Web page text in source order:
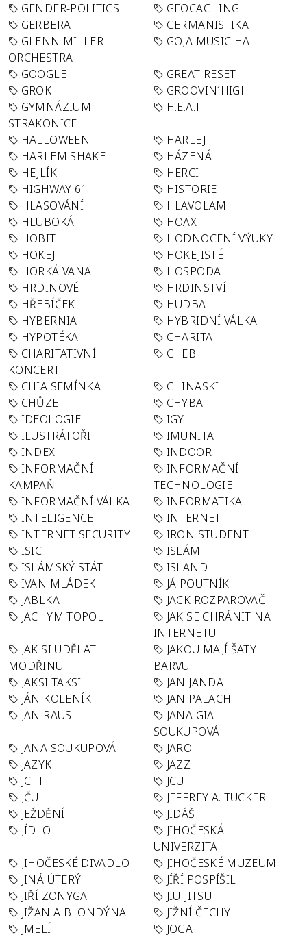
GENDER-POLITICS
GEOCACHING
GERBERA
GERMANISTIKA
GLENN MILLER
ORCHESTRA
GOJA MUSIC HALL
GOOGLE
GREAT RESET
GROK
GROOVIN´HIGH
GYMNÁZIUM
STRAKONICE
H.E.A.T.
HALLOWEEN
HARLEJ
HARLEM SHAKE
HÁZENÁ
HEJLÍK
HERCI
HIGHWAY 61
HISTORIE
HLASOVÁNÍ
HLAVOLAM
HLUBOKÁ
HOAX
HOBIT
HODNOCENÍ VÝUKY
HOKEJ
HOKEJISTÉ
HORKÁ VANA
HOSPODA
HRDINOVÉ
HRDINSTVÍ
HŘEBÍČEK
HUDBA
HYBERNIA
HYBRIDNÍ VÁLKA
HYPOTÉKA
CHARITA
CHARITATIVNÍ
KONCERT
CHEB
CHIA SEMÍNKA
CHINASKI
CHŮZE
CHYBA
IDEOLOGIE
IGY
ILUSTRÁTOŘI
IMUNITA
INDEX
INDOOR
INFORMAČNÍ
KAMPAŇ
INFORMAČNÍ
TECHNOLOGIE
INFORMAČNÍ VÁLKA
INFORMATIKA
INTELIGENCE
INTERNET
INTERNET SECURITY
IRON STUDENT
ISIC
ISLÁM
ISLÁMSKÝ STÁT
ISLAND
IVAN MLÁDEK
JÁ POUTNÍK
JABLKA
JACK ROZPAROVAČ
JACHYM TOPOL
JAK SE CHRÁNIT NA
INTERNETU
JAK SI UDĚLAT
MODŘINU
JAKOU MAJÍ ŠATY
BARVU
JAKSI TAKSI
JAN JANDA
JÁN KOLENÍK
JAN PALACH
JAN RAUS
JANA GIA
SOUKUPOVÁ
JANA SOUKUPOVÁ
JARO
JAZYK
JAZZ
JCTT
JCU
JČU
JEFFREY A. TUCKER
JEŽDĚNÍ
JIDÁŠ
JÍDLO
JIHOČESKÁ
UNIVERZITA
JIHOČESKÉ DIVADLO
JIHOČESKÉ MUZEUM
JINÁ ÚTERÝ
JÍŘÍ POSPÍŠIL
JIŘÍ ZONYGA
JIU-JITSU
JIŽAN A BLONDÝNA
JIŽNÍ ČECHY
JMELÍ
JOGA